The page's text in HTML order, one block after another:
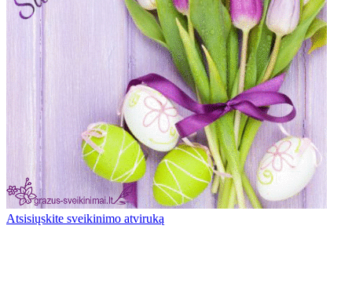
Atsisiųskite sveikinimo atviruką